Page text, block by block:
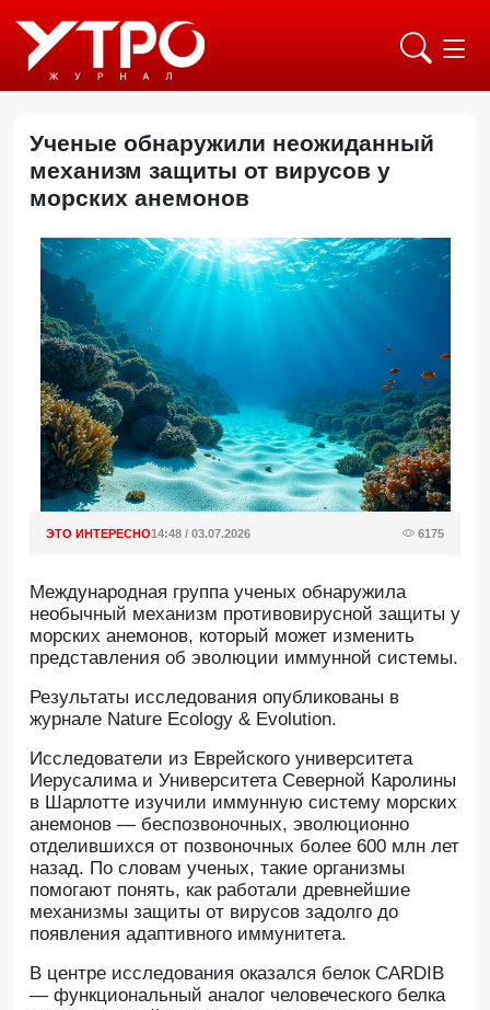
Ученые обнаружили неожиданный
механизм защиты от вирусов у
морских анемонов
ЭТО ИНТЕРЕСНО14:48 / 03.07.2026 6175
Международная группа ученых обнаружила
необычный механизм противовирусной защиты у
морских анемонов, который может изменить
представления об эволюции иммунной системы.
Результаты исследования опубликованы в
журнале Nature Ecology & Evolution.
Исследователи из Еврейского университета
Иерусалима и Университета Северной Каролины
в Шарлотте изучили иммунную систему морских
анемонов — беспозвоночных, эволюционно
отделившихся от позвоночных более 600 млн лет
назад. По словам ученых, такие организмы
помогают понять, как работали древнейшие
механизмы защиты от вирусов задолго до
появления адаптивного иммунитета.
В центре исследования оказался белок CARDIB
— функциональный аналог человеческого белка